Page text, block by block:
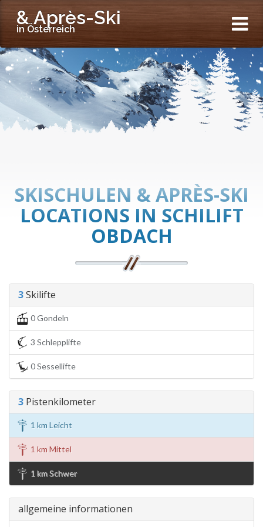
& Après-Ski
in Österreich
SKISCHULEN & APRÈS-SKI
LOCATIONS IN SCHILIFT
OBDACH
3Skilifte
0 Gondeln
3 Schlepplifte
0 Sessellifte
3 Pistenkilometer
1 km Leicht
1 km Mittel
1 km Schwer
allgemeine informationen